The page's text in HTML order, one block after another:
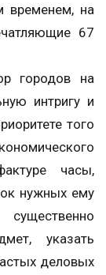
временем, на
67
городов на
интригу и
того
часы,
нужных ему
указать
деловых